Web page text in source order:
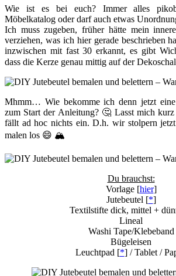
Wie ist es bei euch? Immer alles
Möbelkatalog oder darf auch etwas
Ich muss zugeben, früher hätte mein
verziehen, was ich hier gerade beschrieben
inzwischen mit fast 30 erkannt, es gibt
dass die Kerze genau mittig auf der
Mhmm… Wie bekomme ich denn jetzt eine
zum Start der Anleitung? 🤔 Lasst mich
fällt ad hoc nichts ein. D.h. wir stolpern
malen los 😄 🏔
Du brauchst:
Vorlage [hier]
Jutebeutel [*]
Textilstifte dick, mittel +
Lineal
Washi Tape/Klebeband
Bügeleisen
Leuchtpad [*] / Tablet /